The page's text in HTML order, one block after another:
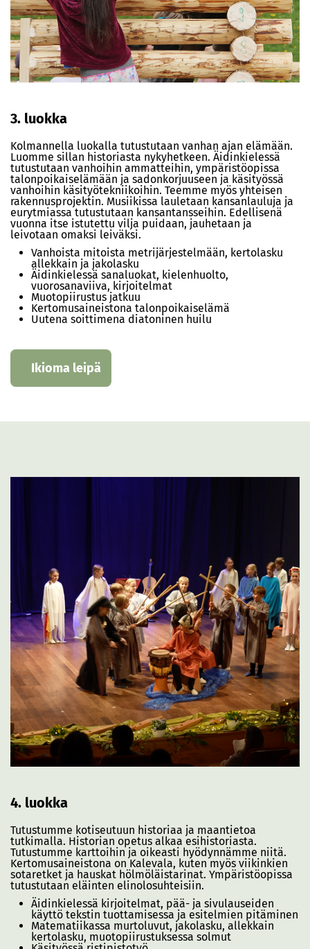
3. luokka
Kolmannella luokalla tutustutaan vanhan ajan elämään.
Luomme sillan historiasta nykyhetkeen. Äidinkielessä
tutustutaan vanhoihin ammatteihin, ympäristöopissa
talonpoikaiselämään ja sadonkorjuuseen ja käsityössä
vanhoihin käsityötekniikoihin. Teemme myös yhteisen
rakennusprojektin. Musiikissa lauletaan kansanlauluja ja
eurytmiassa tutustutaan kansantansseihin. Edellisenä
vuonna itse istutettu vilja puidaan, jauhetaan ja
leivotaan omaksi leiväksi.
Vanhoista mitoista metrijärjestelmään, kertolasku
allekkain ja jakolasku
Äidinkielessä sanaluokat, kielenhuolto,
vuorosanaviiva, kirjoitelmat
Muotopiirustus jatkuu
Kertomusaineistona talonpoikaiselämä
Uutena soittimena diatoninen huilu
Ikioma leipä
4. luokka
Tutustumme kotiseutuun historiaa ja maantietoa
tutkimalla. Historian opetus alkaa esihistoriasta.
Tutustumme karttoihin ja oikeasti hyödynnämme niitä.
Kertomusaineistona on Kalevala, kuten myös viikinkien
sotaretket ja hauskat hölmöläistarinat. Ympäristöopissa
tutustutaan eläinten elinolosuhteisiin.
Äidinkielessä kirjoitelmat, pää- ja sivulauseiden
käyttö tekstin tuottamisessa ja esitelmien pitäminen
Matematiikassa murtoluvut, jakolasku, allekkain
kertolasku, muotopiirustuksessa solmut